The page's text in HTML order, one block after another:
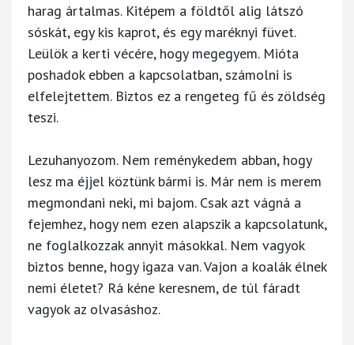
harag ártalmas. Kitépem a földtől alig látszó
sóskát, egy kis kaprot, és egy maréknyi füvet.
Leülök a kerti vécére, hogy megegyem. Mióta
poshadok ebben a kapcsolatban, számolni is
elfelejtettem. Biztos ez a rengeteg fű és zöldség
teszi.
Lezuhanyozom. Nem reménykedem abban, hogy
lesz ma éjjel köztünk bármi is. Már nem is merem
megmondani neki, mi bajom. Csak azt vágná a
fejemhez, hogy nem ezen alapszik a kapcsolatunk,
ne foglalkozzak annyit másokkal. Nem vagyok
biztos benne, hogy igaza van. Vajon a koalák élnek
nemi életet? Rá kéne keresnem, de túl fáradt
vagyok az olvasáshoz.